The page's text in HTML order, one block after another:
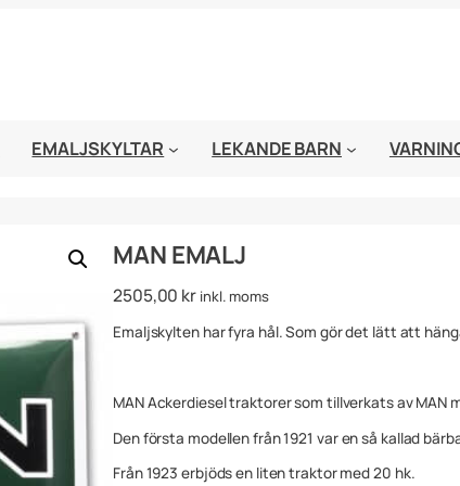
EMALJSKYLTAR LEKANDE BARN
MAN EMALJ
2505,00 kr inkl. moms
Emaljskylten har fyra hål. Som gör det lätt att
MAN Ackerdiesel traktorer som tillverkats av MAN
Den första modellen från 1921 var en så kallad
Från 1923 erbjöds en liten traktor med 20 hk.